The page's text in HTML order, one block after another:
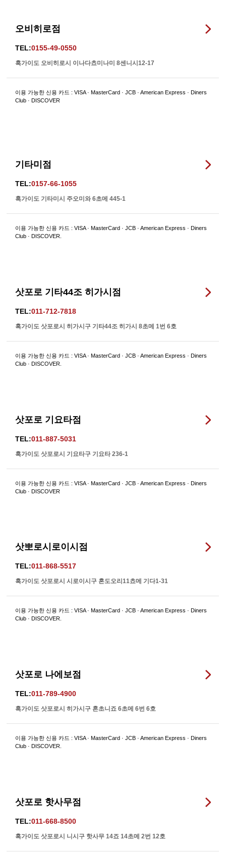
오비히로점
TEL:0155-49-0550
혹가이도 오비히로시 이나다쵸미나미 8센니시12-17
이용 가능한 신용 카드 : VISA · MasterCard · JCB · American Express · Diners
Club · DISCOVER
기타미점
TEL:0157-66-1055
혹가이도 기타미시 주오미와 6초메 445-1
이용 가능한 신용 카드 : VISA · MasterCard · JCB · American Express · Diners
Club · DISCOVER.
삿포로 기타44조 히가시점
TEL:011-712-7818
혹가이도 삿포로시 히가시구 기타44조 히가시 8초메 1번 6호
이용 가능한 신용 카드 : VISA · MasterCard · JCB · American Express · Diners
Club · DISCOVER.
삿포로 기요타점
TEL:011-887-5031
혹가이도 삿포로시 기요타구 기요타 236-1
이용 가능한 신용 카드 : VISA · MasterCard · JCB · American Express · Diners
Club · DISCOVER
삿뽀로시로이시점
TEL:011-868-5517
혹가이도 삿포로시 시로이시구 혼도오리11쵸메 기다1-31
이용 가능한 신용 카드 : VISA · MasterCard · JCB · American Express · Diners
Club · DISCOVER.
삿포로 나에보점
TEL:011-789-4900
혹가이도 삿포로시 히가시구 혼초니죠 6초메 6번 6호
이용 가능한 신용 카드 : VISA · MasterCard · JCB · American Express · Diners
Club · DISCOVER.
삿포로 핫사무점
TEL:011-668-8500
혹가이도 삿포로시 니시구 핫사무 14죠 14초메 2번 12호